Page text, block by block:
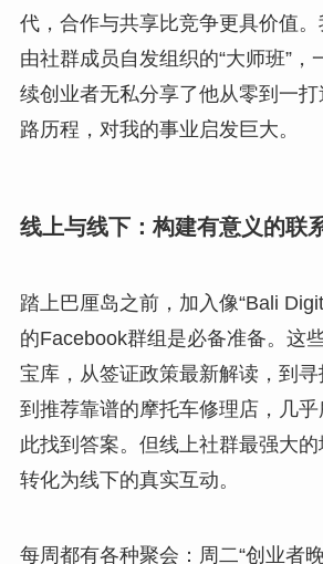
代，合作与共享比竞争更具价值
由社群成员自发组织的“大师班”，
续创业者无私分享了他从零到一
路历程，对我的事业启发巨大。
线上与线下：构建有意义的联
踏上巴厘岛之前，加入像“Bali
的Facebook群组是必备准备。这
宝库，从签证政策最新解读，到
到推荐靠谱的摩托车修理店，几
此找到答案。但线上社群最强大
转化为线下的真实互动。
每周都有各种聚会：周二“创业者